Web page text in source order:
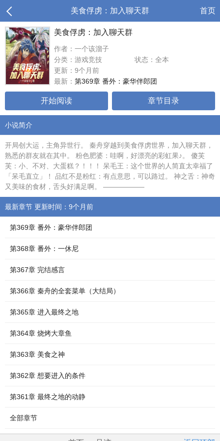
美食俘虏：加入聊天群 首页
美食俘虏：加入聊天群
作者：一个该溜子
分类：游戏竞技
状态：全本
更新：9个月前
最新： 第369章 番外：豪华伴郎团
开始阅读 章节目录
小说简介
开局创大运，主角异世行。 秦舟穿越到美食俘虏世界，加入聊天群，
熟悉的群友就在其中。 粉色肥婆：哇啊，好漂亮的彩虹果♪。 傻芙
芙：小、不对、大蛋糕？！！！ 呆毛王：这个世界的人简直太幸福了
「呆毛直立」！ 品红不是粉红：有点意思，可以路过。 神之舌：神奇
又美味的食材，舌头好满足啊。 ——————
最新章节 更新时间：9个月前
第369章 番外：豪华伴郎团
第368章 番外：一休尼
第367章 完结感言
第366章 秦舟的全套菜单（大结局）
第365章 进入最终之地
第364章 烧烤大章鱼
第363章 美食之神
第362章 想要进入的条件
第361章 最终之地的动静
全部章节